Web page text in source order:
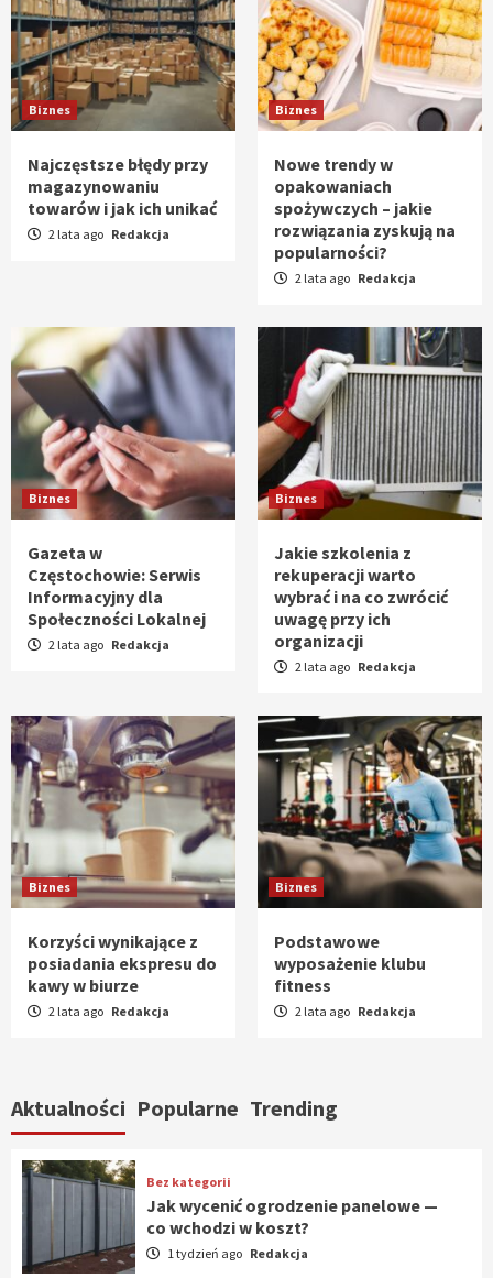
Biznes
Najczęstsze błędy przy
magazynowaniu
towarów i jak ich unikać
2 lata ago Redakcja
Biznes
Nowe trendy w
opakowaniach
spożywczych – jakie
rozwiązania zyskują na
popularności?
2 lata ago Redakcja
Biznes
Gazeta w
Częstochowie: Serwis
Informacyjny dla
Społeczności Lokalnej
2 lata ago Redakcja
Biznes
Jakie szkolenia z
rekuperacji warto
wybrać i na co zwrócić
uwagę przy ich
organizacji
2 lata ago Redakcja
Biznes
Korzyści wynikające z
posiadania ekspresu do
kawy w biurze
2 lata ago Redakcja
Biznes
Podstawowe
wyposażenie klubu
fitness
2 lata ago Redakcja
Aktualności Popularne Trending
Bez kategorii
Jak wycenić ogrodzenie panelowe —
co wchodzi w koszt?
1 tydzień ago Redakcja